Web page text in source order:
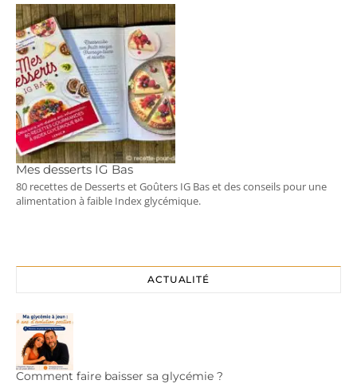
Mes desserts IG Bas
80 recettes de Desserts et Goûters IG Bas et des conseils pour une
alimentation à faible Index glycémique.
ACTUALITÉ
Comment faire baisser sa glycémie ?